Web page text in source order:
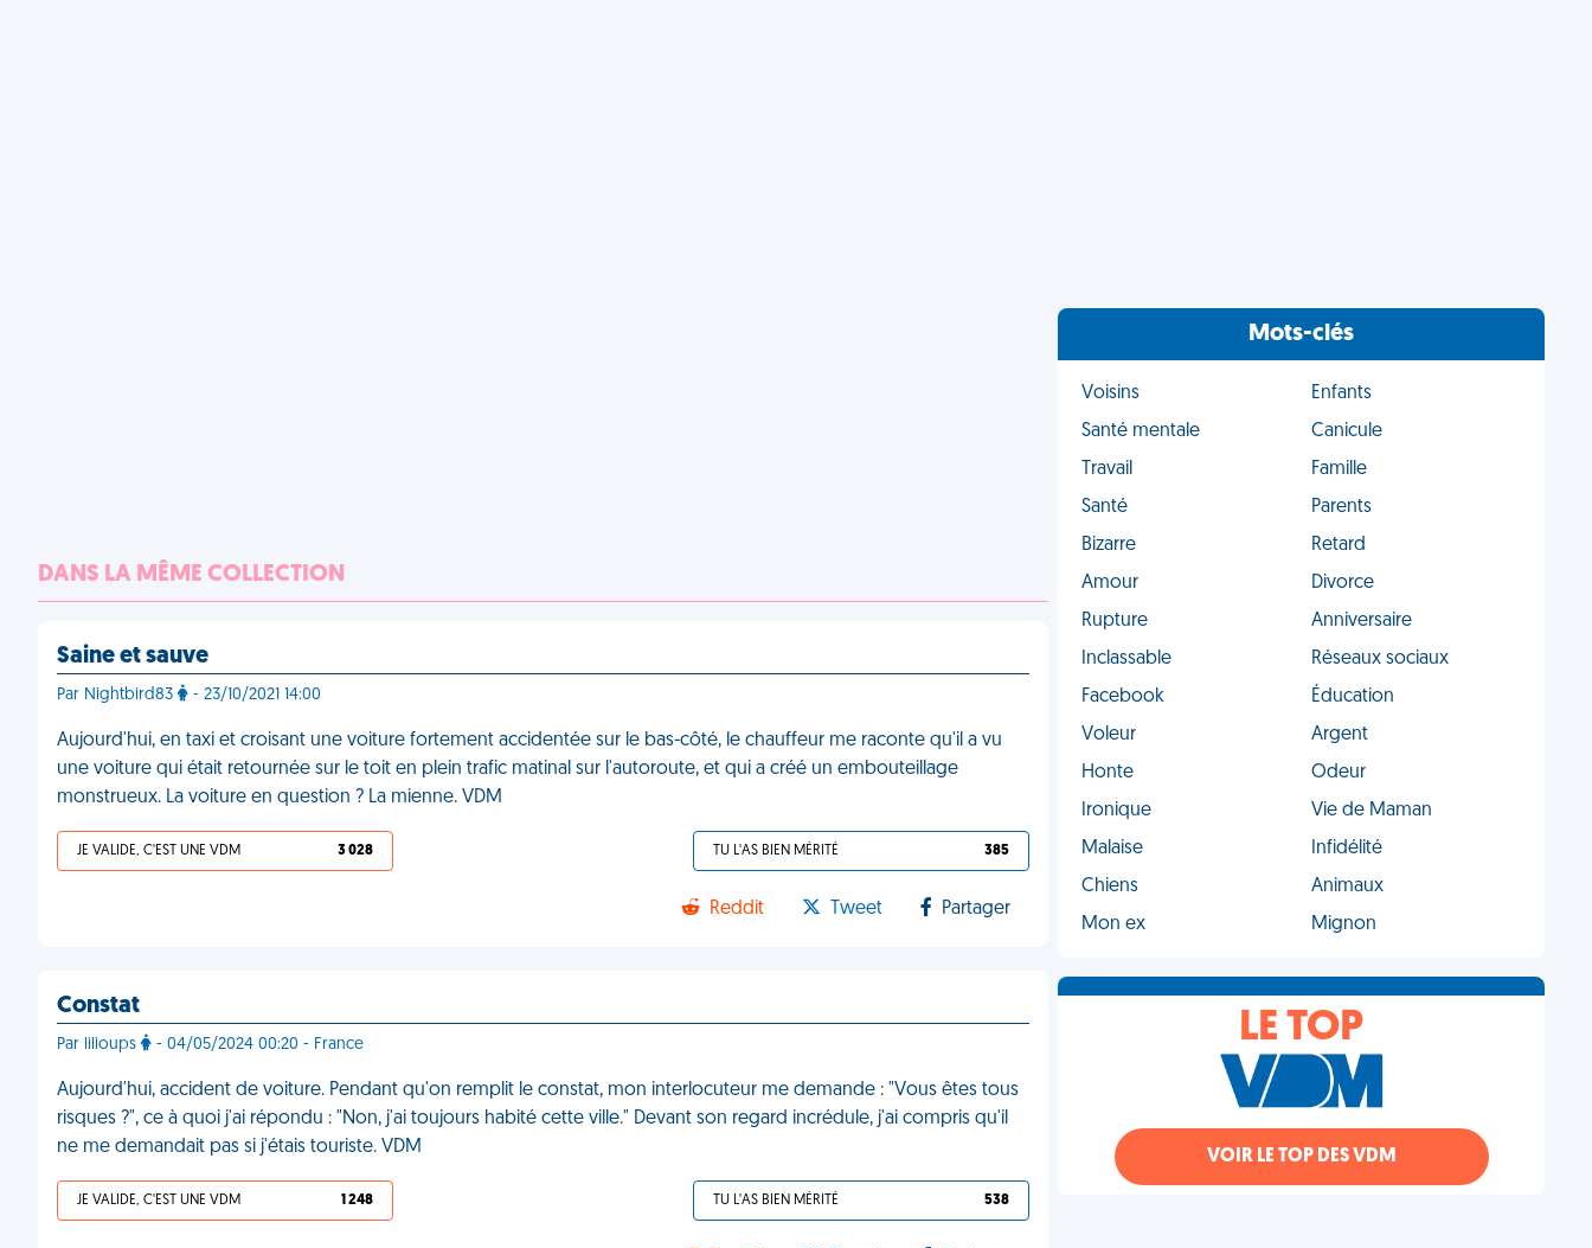
DANS LA MÊME COLLECTION
Saine et sauve
Par Nightbird83 - 23/10/2021 14:00
Aujourd'hui, en taxi et croisant une voiture fortement accidentée sur le bas-côté, le chauffeur me raconte qu'il a vu
une voiture qui était retournée sur le toit en plein trafic matinal sur l'autoroute, et qui a créé un embouteillage
monstrueux. La voiture en question ? La mienne. VDM
JE VALIDE, C'EST UNE VDM 3 028 TU L'AS BIEN MÉRITÉ 385
Reddit Tweet Partager
Constat
Par lilioups - 04/05/2024 00:20 - France
Aujourd'hui, accident de voiture. Pendant qu'on remplit le constat, mon interlocuteur me demande : "Vous êtes tous
risques ?", ce à quoi j'ai répondu : "Non, j'ai toujours habité cette ville." Devant son regard incrédule, j'ai compris qu'il
ne me demandait pas si j'étais touriste. VDM
JE VALIDE, C'EST UNE VDM 1 248 TU L'AS BIEN MÉRITÉ 538
Mots-clés
Voisins
Enfants
Santé mentale
Canicule
Travail
Famille
Santé
Parents
Bizarre
Retard
Amour
Divorce
Rupture
Anniversaire
Inclassable
Réseaux sociaux
Facebook
Éducation
Voleur
Argent
Honte
Odeur
Ironique
Vie de Maman
Malaise
Infidélité
Chiens
Animaux
Mon ex
Mignon
LE TOP
VOIR LE TOP DES VDM